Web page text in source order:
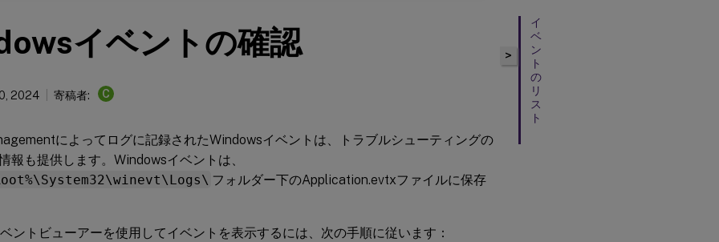
イベントの確認
2024 寄稿者: C
によってログに記録されたWindowsイベントは、トラブルシューティングの
報も提供します。Windowsイベントは、
フォルダー下のApplication.evtxファイルに保存
ントビューアーを使用してイベントを表示するには、次の手順に従います：
>
イ
ベ
ン
ト
の
リ
ス
ト